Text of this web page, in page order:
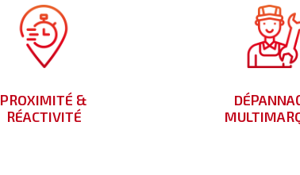
PROXIMITÉ &
RÉACTIVITÉ